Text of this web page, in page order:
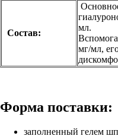
Состав:
мл.
мг/мл,
Форма поставки:
заполненный гелем